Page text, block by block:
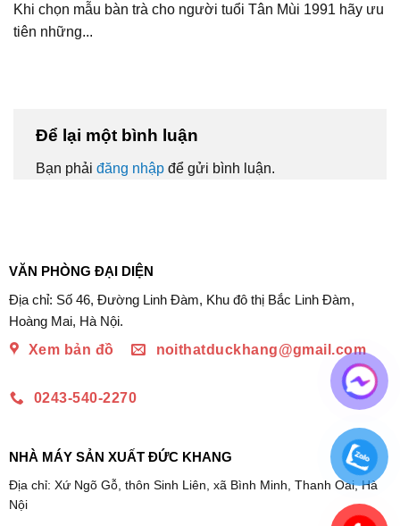
Khi chọn mẫu bàn trà cho người tuổi Tân Mùi 1991 hãy ưu
tiên những...
Để lại một bình luận
Bạn phải đăng nhập để gửi bình luận.
VĂN PHÒNG ĐẠI DIỆN
Địa chỉ: Số 46, Đường Linh Đàm, Khu đô thị Bắc Linh Đàm,
Hoàng Mai, Hà Nội.
Xem bản đồ
noithatduckhang@gmail.com
0243-540-2270
NHÀ MÁY SẢN XUẤT ĐỨC KHANG
Địa chỉ: Xứ Ngõ Gỗ, thôn Sinh Liên, xã Bình Minh, Thanh Oai, Hà
Nội